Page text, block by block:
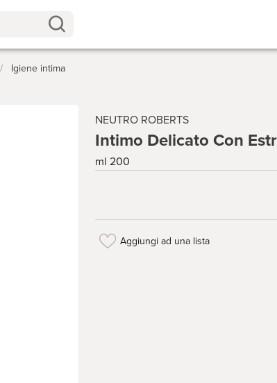
/ Igiene intima
NEUTRO ROBERTS
Intimo Delicato Con
ml 200
Aggiungi ad una lista